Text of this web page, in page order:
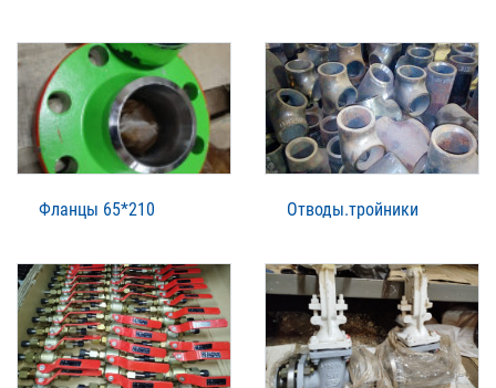
Фланцы 65*210 Отводы.тройники